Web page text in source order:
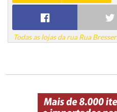
Todas as lojas da rua Rua Bresser